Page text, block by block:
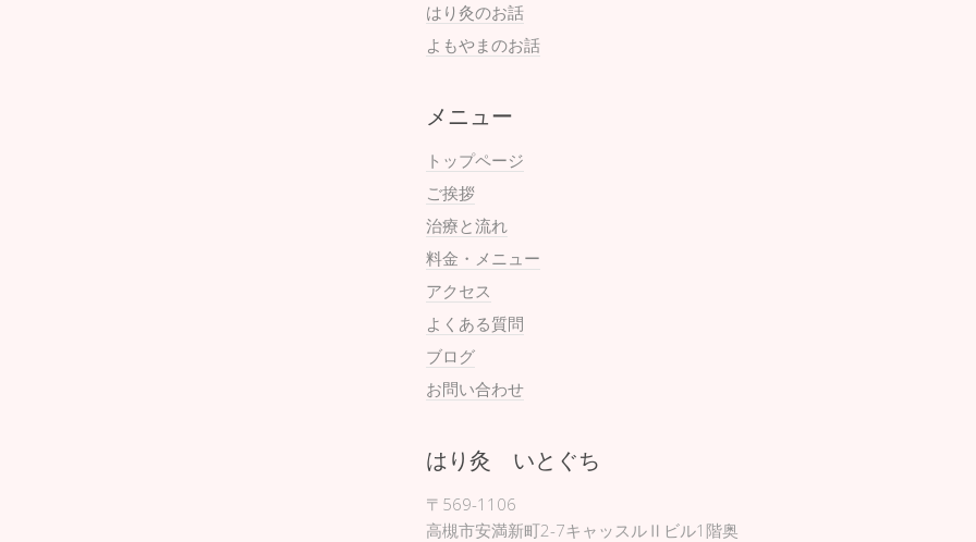
はり灸のお話
よもやまのお話
メニュー
トップページ
ご挨拶
治療と流れ
料金・メニュー
アクセス
よくある質問
ブログ
お問い合わせ
はり灸 いとぐち
〒569-1106
高槻市安満新町2-7キャッスルⅡビル1階奥